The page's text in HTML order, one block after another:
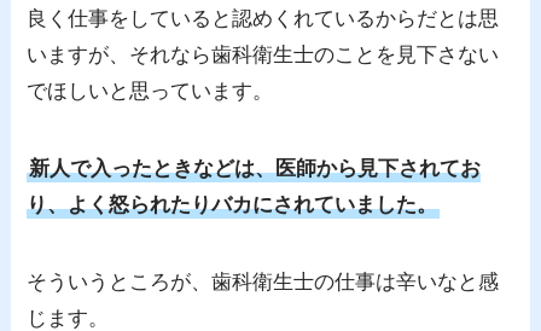
良く仕事をしていると認めくれているからだとは思
いますが、それなら歯科衛生士のことを見下さない
でほしいと思っています。
新人で入ったときなどは、医師から見下されてお
り、よく怒られたりバカにされていました。
そういうところが、歯科衛生士の仕事は辛いなと感
じます。